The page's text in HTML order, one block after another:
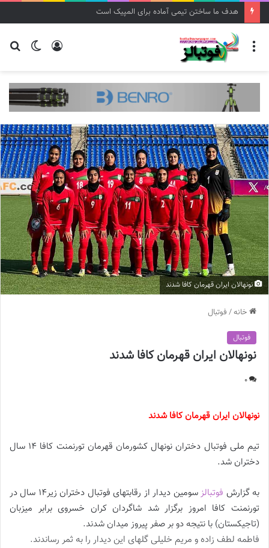
هدف ما ساختن تیمی آماده برای المپیک است
تغییر
ورود منو
نونهالان ايران قهرمان کافا شدند
خانه/ فوتبال
فوتبال
نونهالان ايران قهرمان کافا شدند
0
نونهالان ايران قهرمان کافا شدند
تیم‌ ملی فوتبال دختران نونهال کشورمان قهرمان تورنمنت کافا ۱۴ سال
دختران شد.
به گزارش فوتبالز
سومین دیدار از رقابتهای فوتبال دختران زیر14 سال در
تورنمنت کافا امروز برگزار شد شاگردان کران خسروی برابر میزبان
(تاجیکستان) با نتیجه دو بر صفر پیروز میدان شدند.
فاطمه لطف زاده و مریم خلیلی گلهای این دیدار را به ثمر رساندند‌.